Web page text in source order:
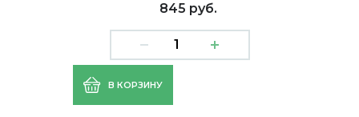
845 руб.
В КОРЗИНУ